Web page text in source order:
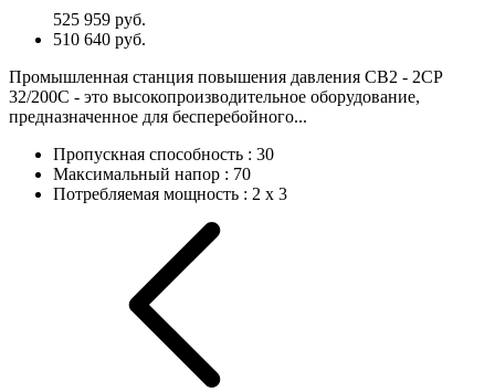
525 959 руб.
510 640 руб.
Промышленная станция повышения давления CB2 - 2CP
32/200C - это высокопроизводительное оборудование,
предназначенное для бесперебойного...
Пропускная способность : 30
Максимальный напор : 70
Потребляемая мощность : 2 х 3